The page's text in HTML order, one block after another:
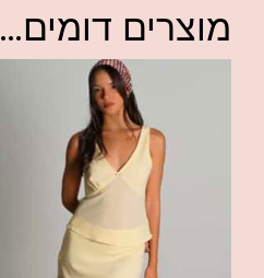
מוצרים דומים...